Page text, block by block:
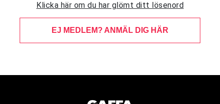
Klicka här om du har glömt ditt lösenord
EJ MEDLEM? ANMÄL DIG HÄR